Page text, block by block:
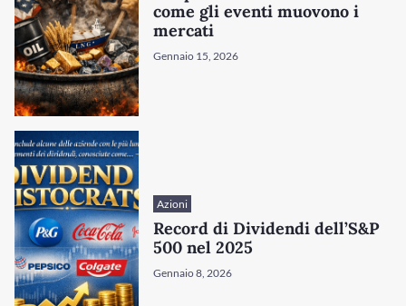
come gli eventi muovono i
mercati
Gennaio 15, 2026
Azioni
Record di Dividendi dell’S&P
500 nel 2025
Gennaio 8, 2026